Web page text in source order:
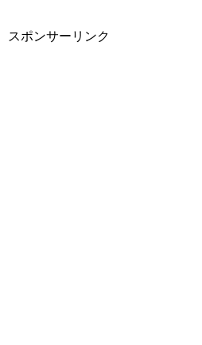
スポンサーリンク